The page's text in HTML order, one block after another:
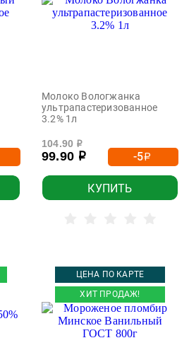
Молоко Вологжанка
ультрапастеризованное
3.2% 1л
104.90 р
99.90 р -5р
КУПИТЬ
ЦЕНА ПО КАРТЕ
ХИТ ПРОДАЖ!